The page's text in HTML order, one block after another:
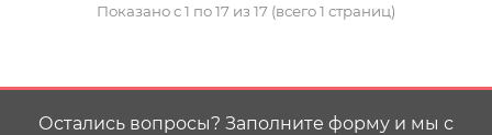
Показано с 1 по 17 из 17 (всего 1 страниц)
Остались вопросы? Заполните форму и мы с